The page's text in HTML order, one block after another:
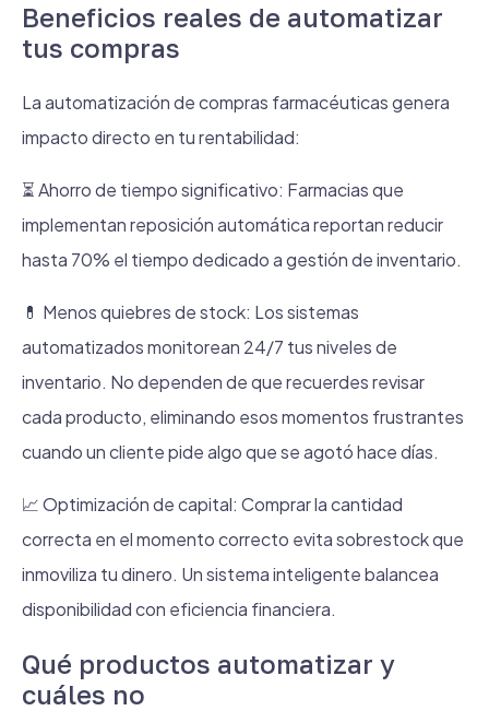
Beneficios reales de automatizar
tus compras
La automatización de compras farmacéuticas genera
impacto directo en tu rentabilidad:
⏳ Ahorro de tiempo significativo: Farmacias que
implementan reposición automática reportan reducir
hasta 70% el tiempo dedicado a gestión de inventario.
💊 Menos quiebres de stock: Los sistemas
automatizados monitorean 24/7 tus niveles de
inventario. No dependen de que recuerdes revisar
cada producto, eliminando esos momentos frustrantes
cuando un cliente pide algo que se agotó hace días.
📈 Optimización de capital: Comprar la cantidad
correcta en el momento correcto evita sobrestock que
inmoviliza tu dinero. Un sistema inteligente balancea
disponibilidad con eficiencia financiera.
Qué productos automatizar y
cuáles no